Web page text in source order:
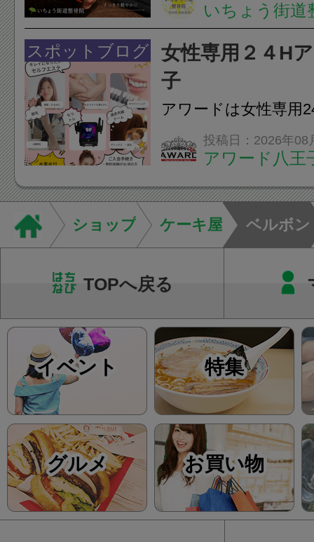
は、顎の痛みや疲れ
フェイスラインの張
のこわばり・頭痛や
ながることがありま
いちょう街道
スポットブログ
女性専用２４H
子
アワードは女性専用
フエステを 思いっ
開催中
投稿日：2026年08
アワード八王
脱毛
ショップ ケーキ屋 ベルボン
TOPへ戻る
イベント 特集
グルメ お買い物